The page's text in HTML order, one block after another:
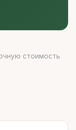
стоимость